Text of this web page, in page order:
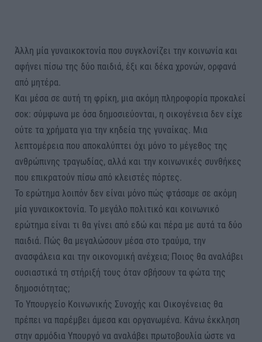
Άλλη μία γυναικοκτονία που συγκλονίζει την κοινωνία και
αφήνει πίσω της δύο παιδιά, έξι και δέκα χρονών, ορφανά
από μητέρα.
Και μέσα σε αυτή τη φρίκη, μια ακόμη πληροφορία προκαλεί
σοκ: σύμφωνα με όσα δημοσιεύονται, η οικογένεια δεν είχε
ούτε τα χρήματα για την κηδεία της γυναίκας. Μια
λεπτομέρεια που αποκαλύπτει όχι μόνο το μέγεθος της
ανθρώπινης τραγωδίας, αλλά και την κοινωνικές συνθήκες
που επικρατούν πίσω από κλειστές πόρτες.
Το ερώτημα λοιπόν δεν είναι μόνο πώς φτάσαμε σε ακόμη
μία γυναικοκτονία. Το μεγάλο πολιτικό και κοινωνικό
ερώτημα είναι τι θα γίνει από εδώ και πέρα με αυτά τα δύο
παιδιά. Πώς θα μεγαλώσουν μέσα στο τραύμα, την
ανασφάλεια και την οικονομική ανέχεια; Ποιος θα αναλάβει
ουσιαστικά τη στήριξή τους όταν σβήσουν τα φώτα της
δημοσιότητας;
Το Υπουργείο Κοινωνικής Συνοχής και Οικογένειας θα
πρέπει να παρέμβει άμεσα και οργανωμένα. Κάνω έκκληση
στην αρμόδια Υπουργό να αναλάβει πρωτοβουλία ώστε να